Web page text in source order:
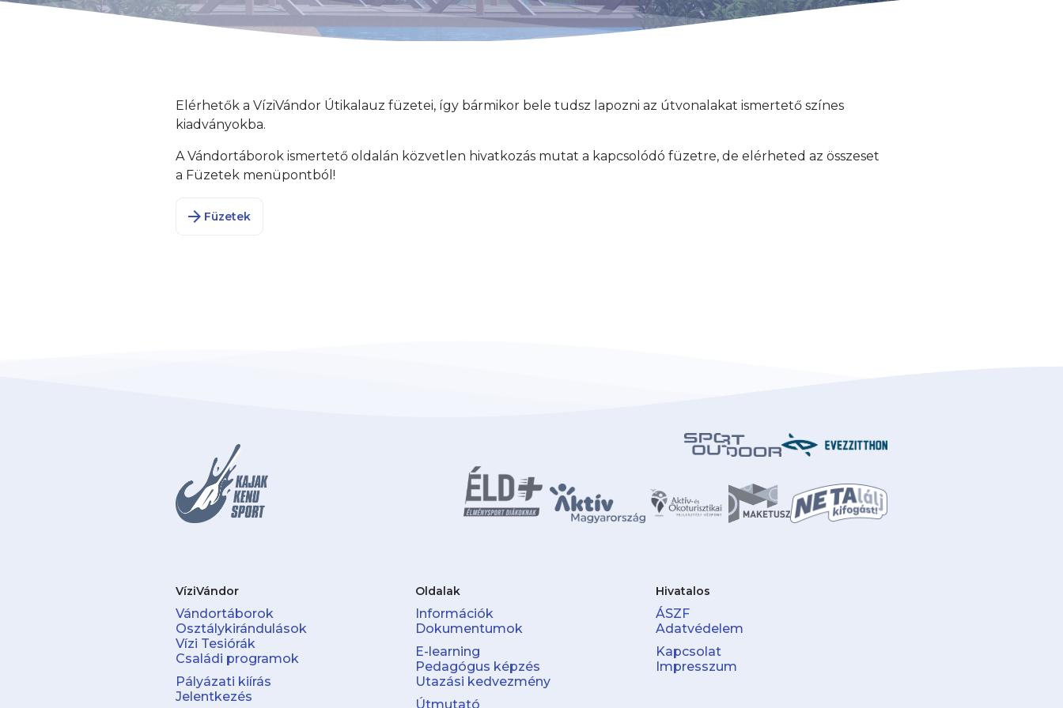
Elérhetők a VíziVándor Útikalauz füzetei, így bármikor bele tudsz lapozni az útvonalakat ismertető színes
kiadványokba.
A Vándortáborok ismertető oldalán közvetlen hivatkozás mutat a kapcsolódó füzetre, de elérheted az összeset
a Füzetek menüpontból!
arrow_forward Füzetek
VíziVándor
Vándortáborok
Osztálykirándulások
Vízi Tesiórák
Családi programok
Pályázati kiírás
Jelentkezés
Oldalak
Információk
Dokumentumok
E-learning
Pedagógus képzés
Utazási kedvezmény
Útmutató
Hivatalos
ÁSZF
Adatvédelem
Kapcsolat
Impresszum